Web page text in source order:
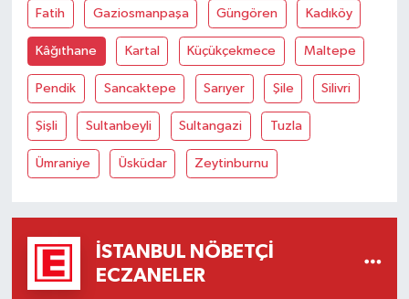
Fatih Gaziosmanpaşa Güngören Kadıköy
Kâğıthane Kartal Küçükçekmece Maltepe
Pendik Sancaktepe Sarıyer Şile Silivri
Şişli Sultanbeyli Sultangazi Tuzla
Ümraniye Üsküdar Zeytinburnu
İSTANBUL NÖBETÇI
ECZANELER